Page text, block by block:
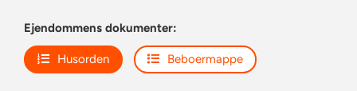
Ejendommens dokumenter:
Husorden Beboermappe